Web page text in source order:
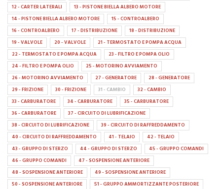
12 - CARTER LATERALI
13 - PISTONE BIELLA ALBERO MOTORE
14 - PISTONE BIELLA ALBERO MOTORE
15 - CONTROALBERO
16 - CONTROALBERO
17 - DISTRIBUZIONE
18 - DISTRIBUZIONE
19 - VALVOLE
20 - VALVOLE
21 - TERMOSTATO E POMPA ACQUA
22 - TERMOSTATO E POMPA ACQUA
23 - FILTRO E POMPA OLIO
24 - FILTRO E POMPA OLIO
25 - MOTORINO AVVIAMENTO
26 - MOTORINO AVVIAMENTO
27 - GENERATORE
28 - GENERATORE
29 - FRIZIONE
30 - FRIZIONE 31 - CAMBIO
32 - CAMBIO
33 - CARBURATORE
34 - CARBURATORE
35 - CARBURATORE
36 - CARBURATORE
37 - CIRCUITO DI LUBRIFICAZIONE
38 - CIRCUITO DI LUBRIFICAZIONE
39 - CIRCUITO DI RAFFREDDAMENTO
40 - CIRCUITO DI RAFFREDDAMENTO
41 - TELAIO
42 - TELAIO
43 - GRUPPO DI STERZO
44 - GRUPPO DI STERZO
45 - GRUPPO COMANDI
46 - GRUPPO COMANDI
47 - SOSPENSIONE ANTERIORE
48 - SOSPENSIONE ANTERIORE
49 - SOSPENSIONE ANTERIORE
50 - SOSPENSIONE ANTERIORE
51 - GRUPPO AMMORTIZZANTE POSTERIORE